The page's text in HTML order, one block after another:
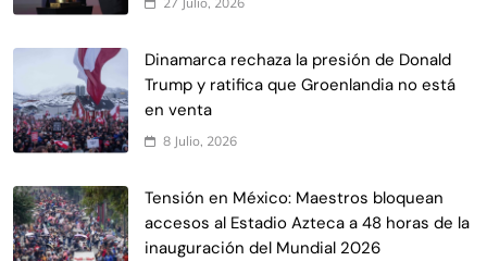
Dinamarca rechaza la presión de Donald
Trump y ratifica que Groenlandia no está
en venta
8 Julio, 2026
Tensión en México: Maestros bloquean
accesos al Estadio Azteca a 48 horas de la
inauguración del Mundial 2026